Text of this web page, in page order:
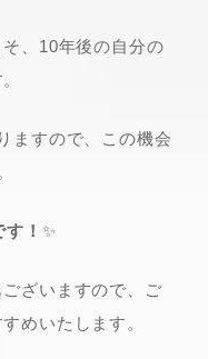
そ、10年後の自分の
ますので、この機会
！ ✨
ざいますので、ご
めいたします。